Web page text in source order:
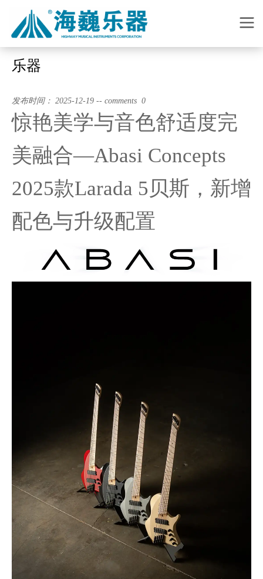
乐器
发布时间： 2025-12-19 -- comments 0
惊艳美学与音色舒适度完
美融合—Abasi Concepts
2025款Larada 5贝斯，新增
配色与升级配置